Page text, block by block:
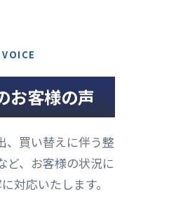
VOICE
お客様の声
、買い替えに伴う整
ど、お客様の状況に
対応いたします。